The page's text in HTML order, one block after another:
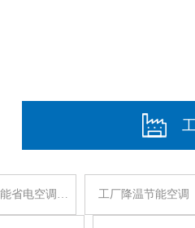
省电空调… 工厂降温节能空调